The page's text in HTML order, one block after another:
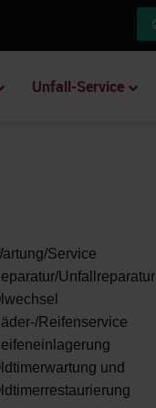
Unfall-Service
Service
Unfallreparatur
Reifenservice
und